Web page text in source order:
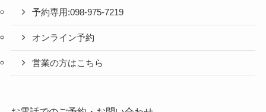
予約専用:098-975-7219
オンライン予約
営業の方はこちら